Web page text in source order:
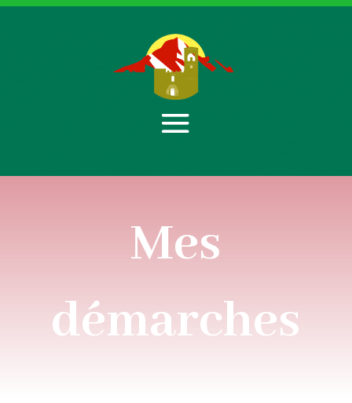
Mes
démarches